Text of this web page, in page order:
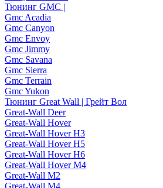
Тюнинг GMC |
Gmc Acadia
Gmc Canyon
Gmc Envoy
Gmc Jimmy
Gmc Savana
Gmc Sierra
Gmc Terrain
Gmc Yukon
Тюнинг Great Wall | Грейт Вол
Great-Wall Deer
Great-Wall Hover
Great-Wall Hover H3
Great-Wall Hover H5
Great-Wall Hover H6
Great-Wall Hover M4
Great-Wall M2
Great-Wall M4